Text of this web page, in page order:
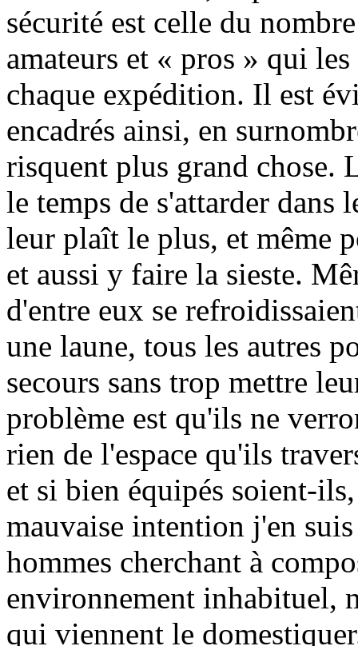
sécurité est celle du
amateurs et « pros » qui
chaque expédition. Il est
encadrés ainsi, en
risquent plus grand chose.
le temps de s'attarder dans
leur plaît le plus, et même
et aussi y faire la sieste.
d'entre eux se
une laune, tous les autres
secours sans trop mettre
problème est qu'ils ne
rien de l'espace qu'ils
et si bien équipés soient-
mauvaise intention j'en
hommes cherchant à
environnement inhabituel,
qui viennent le